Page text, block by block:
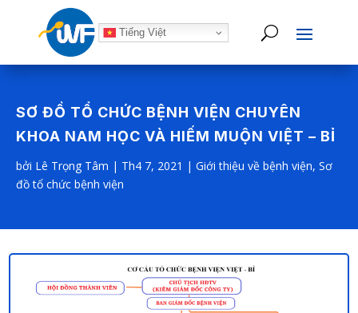
Tiếng Việt
SƠ ĐỒ TỔ CHỨC BỆNH VIỆN CHUYÊN
KHOA NAM HỌC VÀ HIẾM MUỘN VIỆT – BỈ
bởi Lê Trọng Tâm | Th4 7, 2021 | Giới thiệu về bệnh viện, Sơ
đồ tổ chức bệnh viện